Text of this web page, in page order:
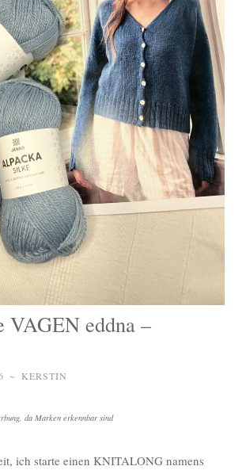
VAGEN eddna –
~ KERSTIN
da Marken erkennbar sind
ich starte einen KNITALONG namens